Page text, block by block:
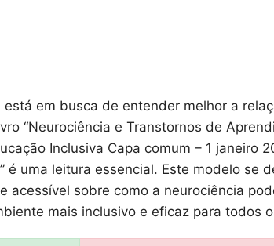
em busca de entender melhor a
“Neurociência e Transtornos de
Inclusiva Capa comum – 1 janeiro
é uma leitura essencial. Este modelo se
acessível sobre como a neurociência
mais inclusivo e eficaz para todos